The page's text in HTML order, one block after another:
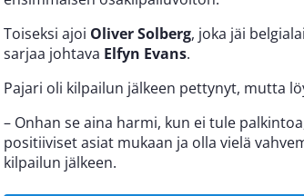
Toiseksi ajoi Oliver Solberg, joka jäi
sarjaa johtava Elfyn Evans.
Pajari oli kilpailun jälkeen pettynyt, mutta
– Onhan se aina harmi, kun ei tule
positiiviset asiat mukaan ja olla vielä
kilpailun jälkeen.